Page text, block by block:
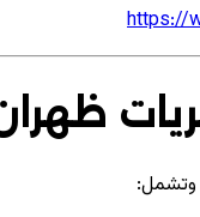
https://
وتشمل: